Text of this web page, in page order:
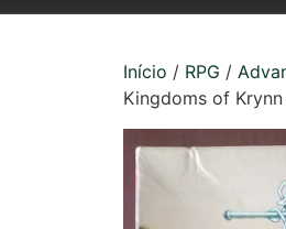
Início / RPG /
Kingdoms of